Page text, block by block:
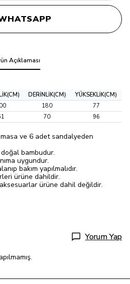
Açıklaması
DERİNLİK(CM)
YÜKSEKLİK(CM)
180
77
70 96
masa ve 6 adet sandalyeden
bambudur.
uygundur.
bakım yapılmalıdır.
ürüne dahildir.
ürüne dahil değildir.
Yorum Yap